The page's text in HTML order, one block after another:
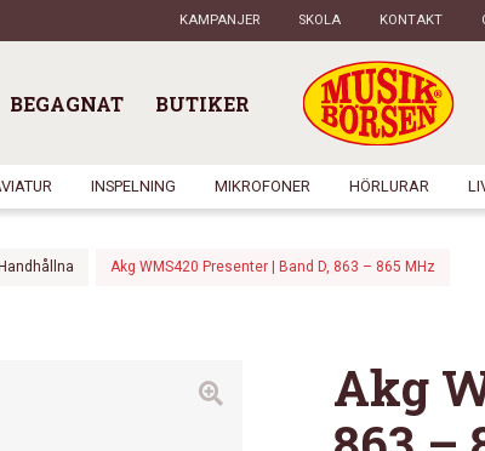
KAMPANJER SKOLA KONTAKT
BEGAGNAT BUTIKER
INSPELNING MIKROFONER HÖRLURAR
Akg WMS420 Presenter | Band D, 863 – 865 MHz
Akg